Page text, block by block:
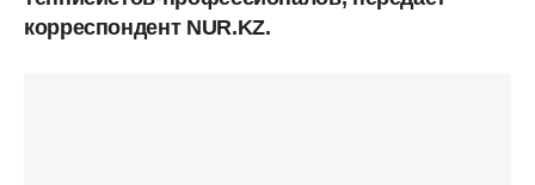
корреспондент NUR.KZ.